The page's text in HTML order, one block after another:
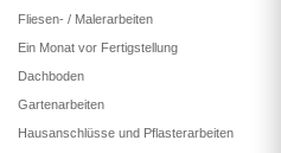
Fliesen- / Malerarbeiten
Ein Monat vor Fertigstellung
Dachboden
Gartenarbeiten
Hausanschlüsse und Pflasterarbeiten